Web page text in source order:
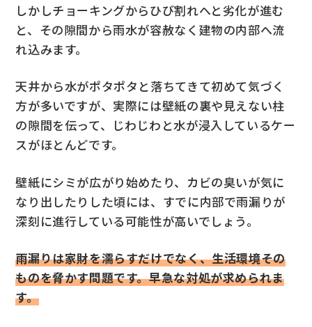
しかしチョーキングからひび割れへと劣化が進む
と、その隙間から雨水が容赦なく建物の内部へ流
れ込みます。
天井から水がポタポタと落ちてきて初めて気づく
方が多いですが、実際には壁紙の裏や見えない柱
の隙間を伝って、じわじわと水が浸入しているケー
スがほとんどです。
壁紙にシミが広がり始めたり、カビの臭いが気に
なり出したりした頃には、すでに内部で雨漏りが
深刻に進行している可能性が高いでしょう。
雨漏りは家財を濡らすだけでなく、生活環境その
ものを脅かす問題です。早急な対処が求められま
す。